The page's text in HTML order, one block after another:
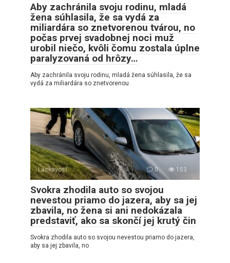
Aby zachránila svoju rodinu, mladá
žena súhlasila, že sa vydá za
miliardára so znetvorenou tvárou, no
počas prvej svadobnej noci muž
urobil niečo, kvôli čomu zostala úplne
paralyzovaná od hrôzy…
Aby zachránila svoju rodinu, mladá žena súhlasila, že sa
vydá za miliardára so znetvorenou
Láskavosť 0 153
Svokra zhodila auto so svojou
nevestou priamo do jazera, aby sa jej
zbavila, no žena si ani nedokázala
predstaviť, ako sa skončí jej krutý čin
Svokra zhodila auto so svojou nevestou priamo do jazera,
aby sa jej zbavila, no